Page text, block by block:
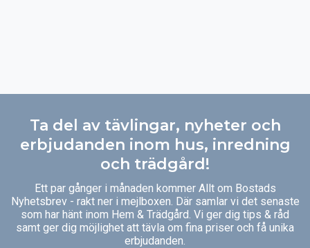
Ta del av tävlingar, nyheter och
erbjudanden inom hus, inredning
och trädgård!
Ett par gånger i månaden kommer Allt om Bostads
Nyhetsbrev - rakt ner i mejlboxen. Där samlar vi det senaste
som har hänt inom Hem & Trädgård. Vi ger dig tips & råd
samt ger dig möjlighet att tävla om fina priser och få unika
erbjudanden.